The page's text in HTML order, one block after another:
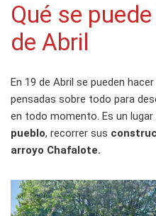
Qué se
de Abril
En 19 de Abril se pueden hacer
pensadas sobre todo para
en todo momento. Es un lugar
pueblo, recorrer sus
arroyo Chafalote.